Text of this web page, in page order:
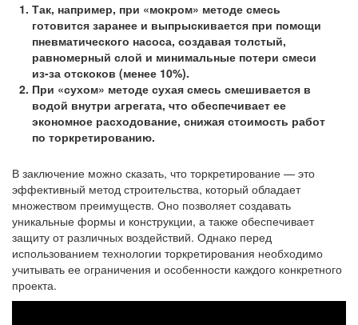
Так, например, при «мокром» методе смесь
готовится заранее и выпрыскивается при помощи
пневматического насоса, создавая толстый,
равномерный слой и минимальные потери смеси
из-за отскоков (менее 10%).
При «сухом» методе сухая смесь смешивается в
водой внутри агрегата, что обеспечивает ее
экономное расходование, снижая стоимость работ
по торкретированию.
В заключение можно сказать, что торкретирование — это
эффективный метод строительства, который обладает
множеством преимуществ. Оно позволяет создавать
уникальные формы и конструкции, а также обеспечивает
защиту от различных воздействий. Однако перед
использованием технологии торкретирования необходимо
учитывать ее ограничения и особенности каждого конкретного
проекта.